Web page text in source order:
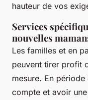
hauteur de vos
Services
nouvelles
Les familles et en
peuvent tirer profit
mesure. En
compte et avoir